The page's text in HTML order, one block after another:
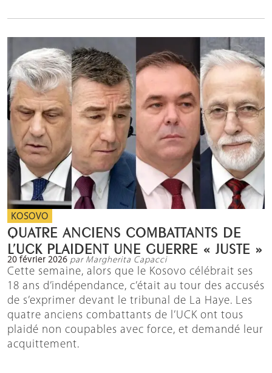
KOSOVO
QUATRE ANCIENS COMBATTANTS DE
L’UCK PLAIDENT UNE GUERRE « JUSTE »
20 février 2026 par Margherita Capacci
Cette semaine, alors que le Kosovo célébrait ses
18 ans d’indépendance, c’était au tour des accusés
de s’exprimer devant le tribunal de La Haye. Les
quatre anciens combattants de l’UCK ont tous
plaidé non coupables avec force, et demandé leur
acquittement.